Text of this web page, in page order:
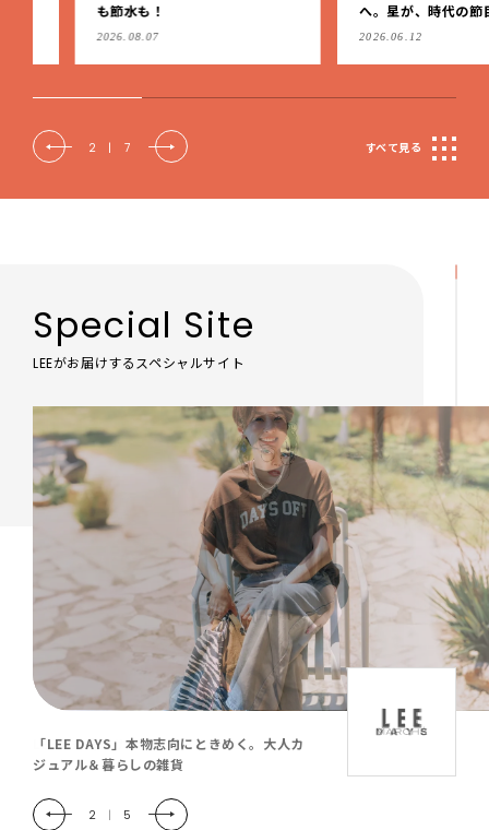
も節水も！
2026.08.07
へ。星が、時代の節目を生
私たちを導く
2026.06.12
2 | 7 すべて見る
Special Site
LEEがお届けするスペシャルサイト
「LEE DAYS」本物志向にときめく。大人カ
ジュアル＆暮らしの雑貨
2 | 5